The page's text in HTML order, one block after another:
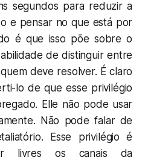
segundos para reduzir a
e pensar no que está por
é que isso põe sobre o
de distinguir entre
deve resolver. É claro
lo de que esse privilégio
Elle não pode usar
Não pode falar de
Esse privilégio é
livres os canais da